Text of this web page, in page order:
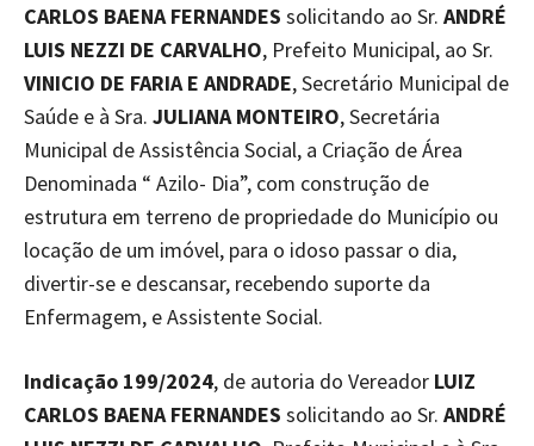
CARLOS BAENA FERNANDES solicitando ao Sr. ANDRÉ
LUIS NEZZI DE CARVALHO, Prefeito Municipal, ao Sr.
VINICIO DE FARIA E ANDRADE, Secretário Municipal de
Saúde e à Sra. JULIANA MONTEIRO, Secretária
Municipal de Assistência Social, a Criação de Área
Denominada “ Azilo- Dia”, com construção de
estrutura em terreno de propriedade do Município ou
locação de um imóvel, para o idoso passar o dia,
divertir-se e descansar, recebendo suporte da
Enfermagem, e Assistente Social.
Indicação 199/2024, de autoria do Vereador LUIZ
CARLOS BAENA FERNANDES solicitando ao Sr. ANDRÉ